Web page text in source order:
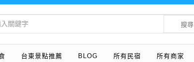
搜尋
台東景點推薦 BLOG 所有民宿 所有商家